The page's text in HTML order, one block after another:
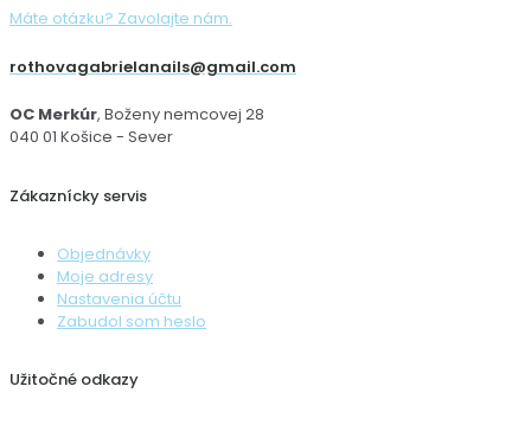
Máte otázku? Zavolajte nám.
rothovagabrielanails@gmail.com
OC Merkúr, Boženy nemcovej 28
040 01 Košice - Sever
Zákaznícky servis
Objednávky
Moje adresy
Nastavenia účtu
Zabudol som heslo
Užitočné odkazy